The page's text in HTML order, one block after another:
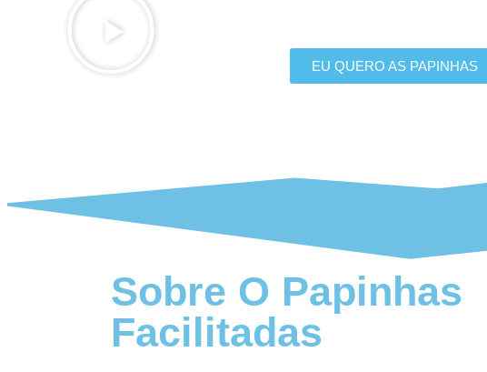
EU QUERO AS PAPINHAS
Sobre O Papinhas
Facilitadas